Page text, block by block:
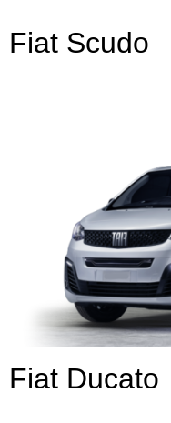
Fiat Scudo
Fiat Ducato